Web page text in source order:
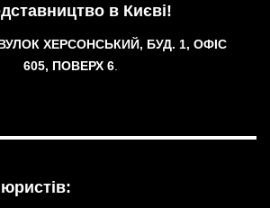
в Києві!
ХЕРСОНСЬКИЙ, БУД. 1, ОФІС
605, ПОВЕРХ 6